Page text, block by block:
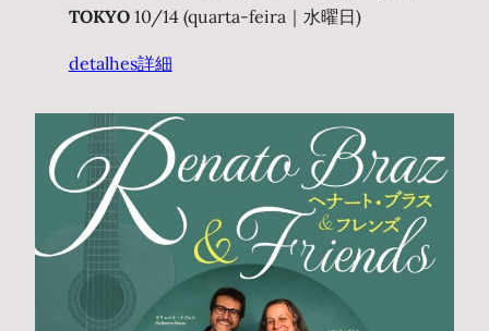
TOKYO10/14 (quarta-feira｜水曜日)
detalhes詳細